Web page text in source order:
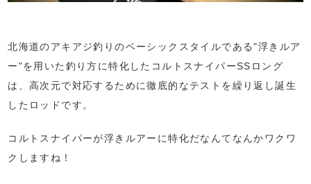
北海道のアキアジ釣りのベーシックスタイルである"浮きルア
ー"を用いた釣り方に特化したコルトスナイパーSSロング
は、高次元で対応するために徹底的なテストを繰り返し誕生
したロッドです。
コルトスナイパーが浮きルアーに特化だなんてなんかワクワ
クしますね！